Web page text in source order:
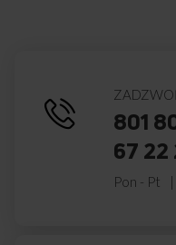
801
67 22
Pon - Pt